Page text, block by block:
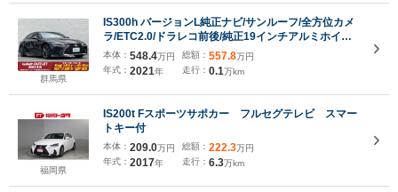
群馬県
IS300h バージョンL純正ナビ/サンルーフ/全方位カメ
ラ/ETC2.0/ドラレコ前後/純正19インチアルミホイー
ル/パワーシート/シートヒーター/エアシート/クルーズ
コントロール/モデリスタ/純正フロアマット/モデリス
本体： 548.4万円
年式： 2021年
総額： 557.8万円
走行： 0.1万km
福岡県
IS200t Fスポーツサポカー フルセグテレビ スマー
トキー付
本体： 209.0万円
年式： 2017年
総額： 222.3万円
走行： 6.3万km